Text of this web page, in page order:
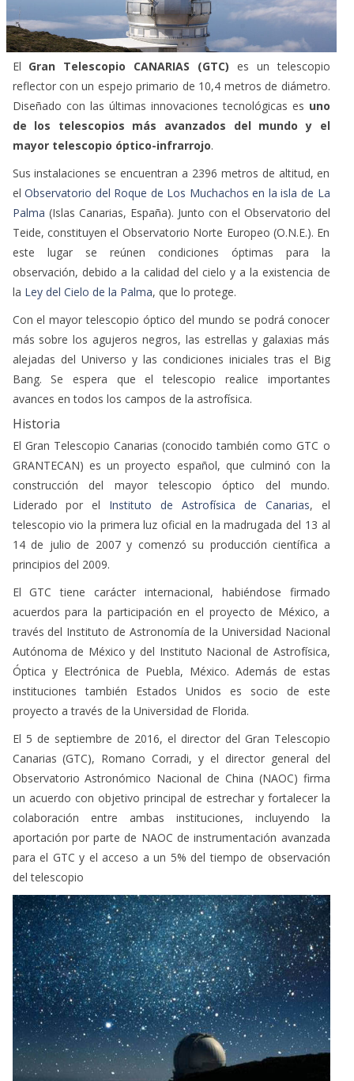
El Gran Telescopio CANARIAS (GTC) es un telescopio
reflector con un espejo primario de 10,4 metros de diámetro.
Diseñado con las últimas innovaciones tecnológicas es uno
de los telescopios más avanzados del mundo y el
mayor telescopio óptico-infrarrojo.
Sus instalaciones se encuentran a 2396 metros de altitud, en
elObservatorio del Roque de Los Muchachos en la isla de La
Palma (Islas Canarias, España). Junto con el Observatorio del
Teide, constituyen el Observatorio Norte Europeo (O.N.E.). En
este lugar se reúnen condiciones óptimas para la
observación, debido a la calidad del cielo y a la existencia de
la Ley del Cielo de la Palma, que lo protege.
Con el mayor telescopio óptico del mundo se podrá conocer
más sobre los agujeros negros, las estrellas y galaxias más
alejadas del Universo y las condiciones iniciales tras el Big
Bang. Se espera que el telescopio realice importantes
avances en todos los campos de la astrofísica.
Historia
El Gran Telescopio Canarias (conocido también como GTC o
GRANTECAN) es un proyecto español, que culminó con la
construcción del mayor telescopio óptico del mundo.
Liderado por el Instituto de Astrofísica de Canarias, el
telescopio vio la primera luz oficial en la madrugada del 13 al
14 de julio de 2007 y comenzó su producción científica a
principios del 2009.
El GTC tiene carácter internacional, habiéndose firmado
acuerdos para la participación en el proyecto de México, a
través del Instituto de Astronomía de la Universidad Nacional
Autónoma de México y del Instituto Nacional de Astrofísica,
Óptica y Electrónica de Puebla, México. Además de estas
instituciones también Estados Unidos es socio de este
proyecto a través de la Universidad de Florida.
El 5 de septiembre de 2016, el director del Gran Telescopio
Canarias (GTC), Romano Corradi, y el director general del
Observatorio Astronómico Nacional de China (NAOC) firma
un acuerdo con objetivo principal de estrechar y fortalecer la
colaboración entre ambas instituciones, incluyendo la
aportación por parte de NAOC de instrumentación avanzada
para el GTC y el acceso a un 5% del tiempo de observación
del telescopio